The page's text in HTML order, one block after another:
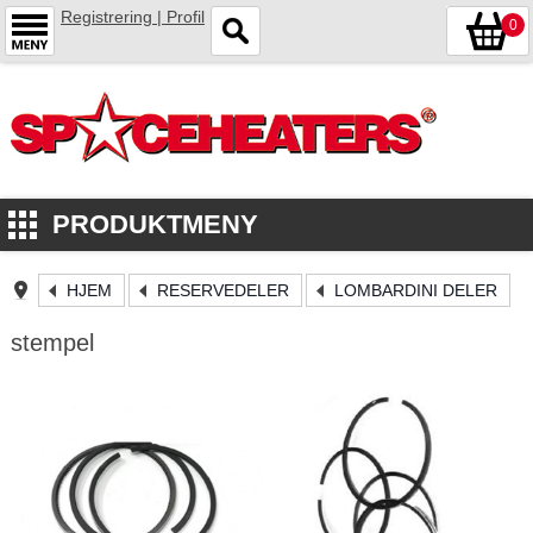
Registrering | Profil 0
PRODUKTMENY
HJEM RESERVEDELER LOMBARDINI DELER
stempel